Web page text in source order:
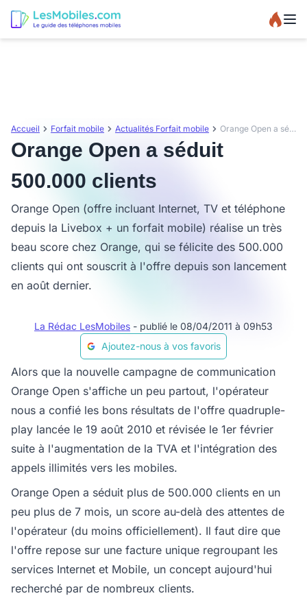
Accueil Forfait mobile Actualités Forfait mobile Orange Open a séduit 500.000 clients
Orange Open a séduit
500.000 clients
Orange Open (offre incluant Internet, TV et téléphone
depuis la Livebox + un forfait mobile) réalise un très
beau score chez Orange, qui se félicite des 500.000
clients qui ont souscrit à l'offre depuis son lancement
en août dernier.
La Rédac LesMobiles - publié le 08/04/2011 à 09h53
Ajoutez-nous à vos favoris
Alors que la nouvelle campagne de communication
Orange Open s'affiche un peu partout, l'opérateur
nous a confié les bons résultats de l'offre quadruple-
play lancée le 19 août 2010 et révisée le 1er février
suite à l'augmentation de la TVA et l'intégration des
appels illimités vers les mobiles.
Orange Open a séduit plus de 500.000 clients en un
peu plus de 7 mois, un score au-delà des attentes de
l'opérateur (du moins officiellement). Il faut dire que
l'offre repose sur une facture unique regroupant les
services Internet et Mobile, un concept aujourd'hui
recherché par de nombreux clients.